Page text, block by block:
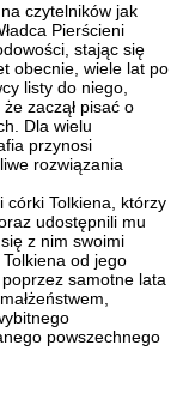
czytelników jak
Pierścieni
stając się
obecnie, wiele lat po
listy do niego,
zaczął pisać o
Dla wielu
przynosi
rozwiązania
córki Tolkiena, którzy
udostępnili mu
z nim swoimi
od jego
samotne lata
powszechnego